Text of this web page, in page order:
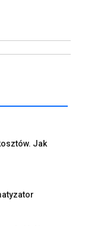
Jak